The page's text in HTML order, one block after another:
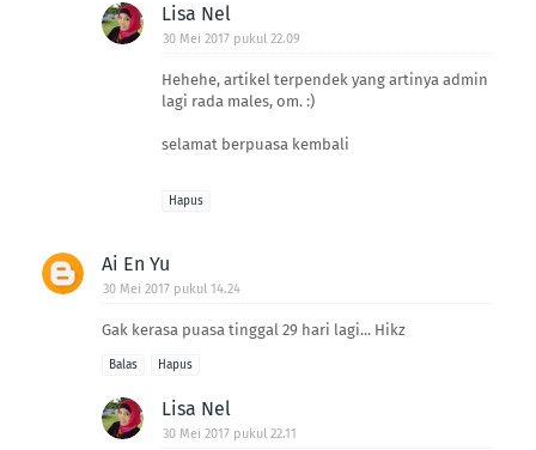
Lisa Nel
30 Mei 2017 pukul 22.09
Hehehe, artikel terpendek yang artinya admin
lagi rada males, om. :)
selamat berpuasa kembali
Hapus
Ai En Yu
30 Mei 2017 pukul 14.24
Gak kerasa puasa tinggal 29 hari lagi... Hikz
Balas Hapus
Lisa Nel
30 Mei 2017 pukul 22.11